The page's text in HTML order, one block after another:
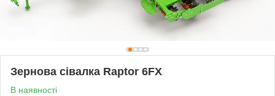
Зернова сівалка Raptor 6FX
В наявності